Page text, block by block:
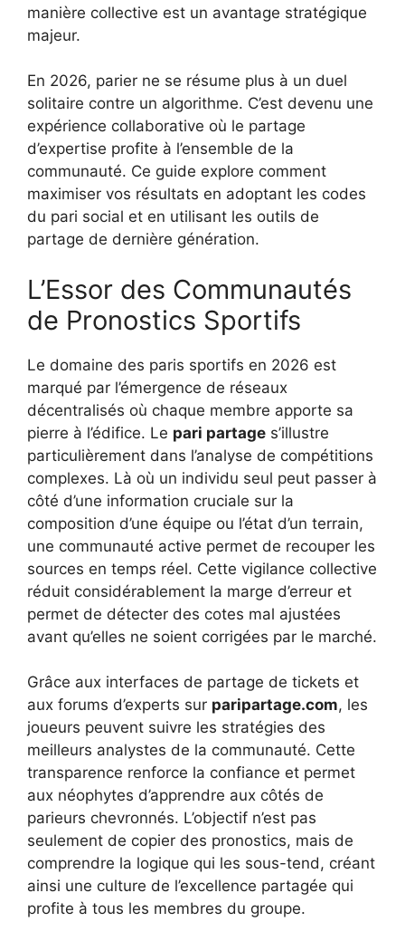
manière collective est un avantage stratégique
majeur.
En 2026, parier ne se résume plus à un duel
solitaire contre un algorithme. C’est devenu une
expérience collaborative où le partage
d’expertise profite à l’ensemble de la
communauté. Ce guide explore comment
maximiser vos résultats en adoptant les codes
du pari social et en utilisant les outils de
partage de dernière génération.
L’Essor des Communautés
de Pronostics Sportifs
Le domaine des paris sportifs en 2026 est
marqué par l’émergence de réseaux
décentralisés où chaque membre apporte sa
pierre à l’édifice. Le pari partage s’illustre
particulièrement dans l’analyse de compétitions
complexes. Là où un individu seul peut passer à
côté d’une information cruciale sur la
composition d’une équipe ou l’état d’un terrain,
une communauté active permet de recouper les
sources en temps réel. Cette vigilance collective
réduit considérablement la marge d’erreur et
permet de détecter des cotes mal ajustées
avant qu’elles ne soient corrigées par le marché.
Grâce aux interfaces de partage de tickets et
aux forums d’experts sur paripartage.com, les
joueurs peuvent suivre les stratégies des
meilleurs analystes de la communauté. Cette
transparence renforce la confiance et permet
aux néophytes d’apprendre aux côtés de
parieurs chevronnés. L’objectif n’est pas
seulement de copier des pronostics, mais de
comprendre la logique qui les sous-tend, créant
ainsi une culture de l’excellence partagée qui
profite à tous les membres du groupe.